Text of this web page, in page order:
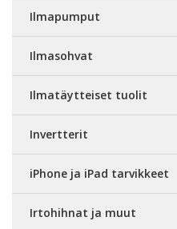
Ilmapumput
Ilmasohvat
Ilmatäytteiset tuolit
Invertterit
iPhone ja iPad tarvikkeet
Irtohihnat ja muut